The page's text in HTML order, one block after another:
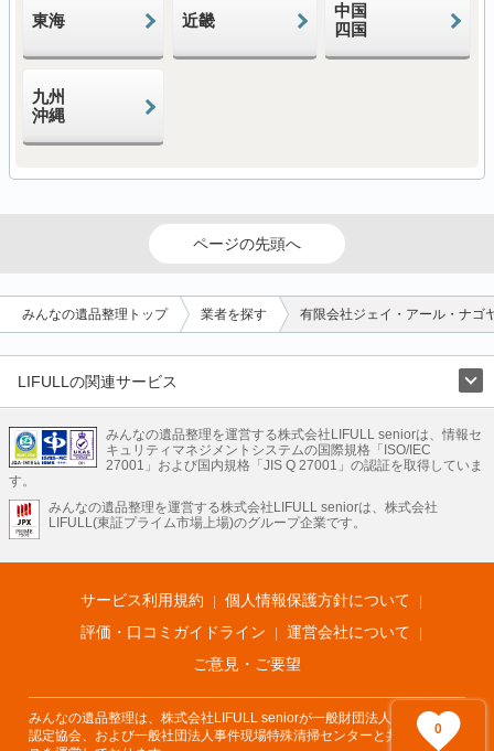
0
東海 近畿
中国
四国
九州
沖縄
ページの先頭へ
みんなの遺品整理トップ 業者を探す 有限会社ジェイ・アール・ナゴ
LIFULLの関連サービス
不動産・住宅
引越し 老人ホーム 地方創生 ママの就労支援
不動産クラウドファンディング 遺品整理 老後の暮らし情報
LIFULL HOME'Sのサービス
不動産・住宅
不動産査定 マンション専門売却査定 不動産投資 アドバイザー
不動産アーカイブ
空き家バンク 家賃相場 不動産会社
まちむすび
不動産用語集 住まいのお役立ち情報
LIFULL HOME'S PRESS
アプリ 不動産データ 不動産転職
みんなの遺品整理を運営する株式会社LIFULL seniorは、情報セ
キュリティマネジメントシステムの国際規格「ISO/IEC
27001」および国内規格「JIS Q 27001」の認証を取得していま
す。
みんなの遺品整理を運営する株式会社LIFULL seniorは、株式会社
LIFULL(東証プライム市場上場)のグループ企業です。
サービス利用規約
個人情報保護方針について
評価・口コミガイドライン
運営会社について
ご意見・ご要望
みんなの遺品整理は、株式会社LIFULL seniorが一般財団法人遺品整理士
認定協会、および一般社団法人事件現場特殊清掃センターと共同でサービ